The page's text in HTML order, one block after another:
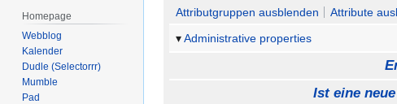
springen
springen
Attributgruppen ausblenden
Attribute
Administrative properties
Ist eine
Homepage
Webblog
Kalender
Dudle (Selectorrr)
Mumble
Pad